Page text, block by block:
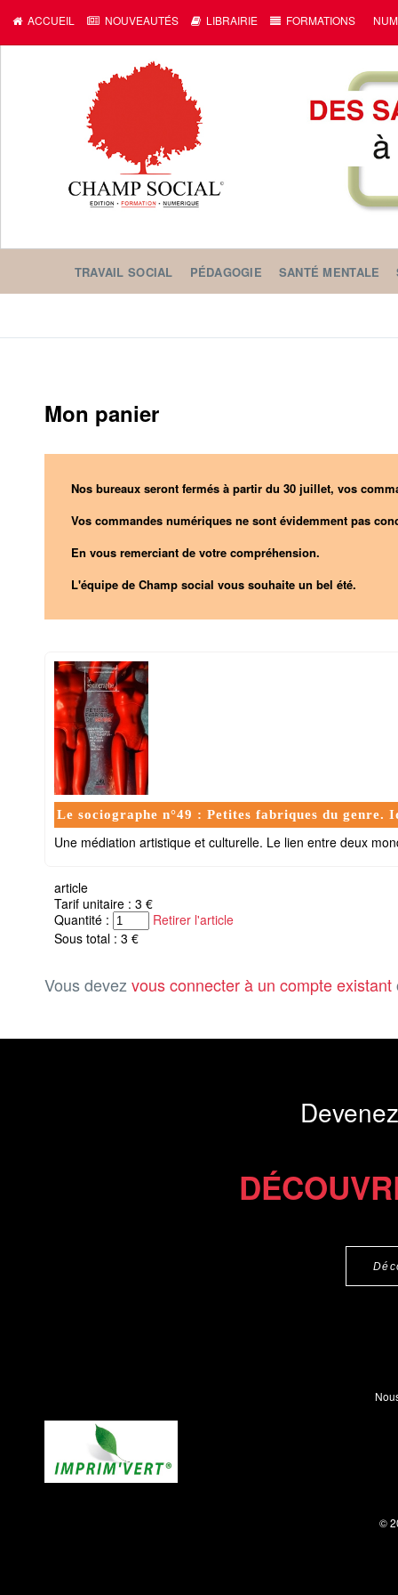
ACCUEIL NOUVEAUTÉS LIBRAIRIE FORMATIONS
TRAVAIL SOCIAL PÉDAGOGIE SANTÉ MENTALE
Mon panier
Nos bureaux seront fermés à partir du 30 juillet, vos
Vos commandes numériques ne sont évidemment pas
En vous remerciant de votre compréhension.
L'équipe de Champ social vous souhaite un bel été.
Le sociographe n°49 : Petites fabriques du genre.
Une médiation artistique et culturelle. Le lien entre deux
article
Tarif unitaire : 3 €
Quantité :
Retirer l'article
Sous total : 3 €
Vous devez vous connecter à un compte existant
©